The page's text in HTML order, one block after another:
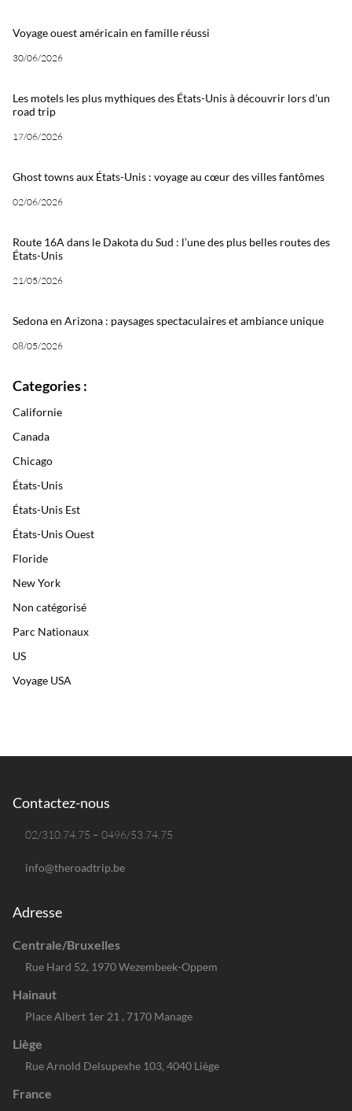
Voyage ouest américain en famille réussi
30/06/2026
Les motels les plus mythiques des États-Unis à découvrir lors d'un
road trip
17/06/2026
Ghost towns aux États-Unis : voyage au cœur des villes fantômes
02/06/2026
Route 16A dans le Dakota du Sud : l’une des plus belles routes des
États-Unis
21/05/2026
Sedona en Arizona : paysages spectaculaires et ambiance unique
08/05/2026
Categories :
Californie
Canada
Chicago
États-Unis
États-Unis Est
États-Unis Ouest
Floride
New York
Non catégorisé
Parc Nationaux
US
Voyage USA
Contactez-nous
02/310.74.75 – 0496/53.74.75
info@theroadtrip.be
Adresse
Centrale/Bruxelles
Rue Hard 52, 1970 Wezembeek-Oppem
Hainaut
Place Albert 1er 21 , 7170 Manage
Liège
Rue Arnold Delsupexhe 103, 4040 Liège
France